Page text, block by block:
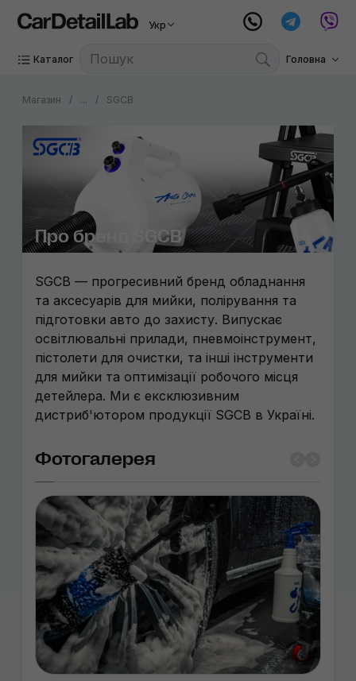
Укр
Каталог Головна
Магазин ... SGCB
Про бренд SGCB
SGCB — прогресивний бренд обладнання
та аксесуарів для мийки, полірування та
підготовки авто до захисту. Випускає
освітлювальні прилади, пневмоінструмент,
пістолети для очистки, та інші інструменти
для мийки та оптимізації робочого місця
детейлера. Ми є ексклюзивним
дистриб'ютором продукції SGCB в Україні.
Фотогалерея